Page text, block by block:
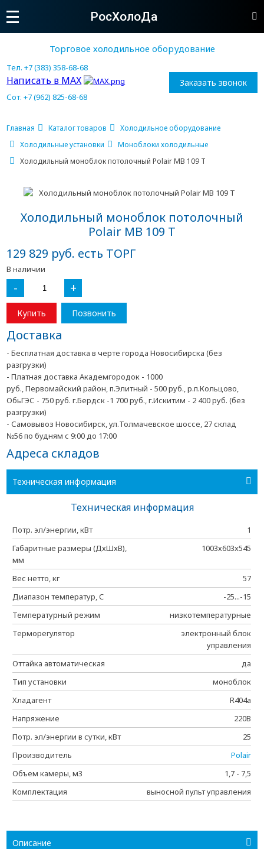
РосХолоДа
Торговое холодильное оборудование
Тел. +7 (383) 358-68-68
Написать в MAX
Сот. +7 (962) 825-68-68
Заказать звонок
Главная Каталог товаров
Холодильное оборудование
Холодильные установки
Моноблоки холодильные
Холодильный моноблок потолочный Polair MB 109 Т
Холодильный моноблок потолочный
Polair MB 109 Т
129 829 руб. есть ТОРГ
В наличии
- +
Купить Позвонить
Доставка
- Бесплатная доставка в черте города Новосибирска (без
разгрузки)
- Платная доставка Академгородок - 1000
руб., Первомайский район, п.Элитный - 500 руб., р.п.Кольцово,
ОбьГЭС - 750 руб. г.Бердск -1 700 руб., г.Искитим - 2 400 руб. (без
разгрузки)
- Самовывоз Новосибирск, ул.Толмачевское шоссе, 27 склад
№56 по будням с 9:00 до 17:00
Адреса складов
Техническая информация
Техническая информация
Потр. эл/энергии, кВт
1
Габаритные размеры (ДхШхВ),
мм
1003х603х545
Вес нетто, кг
57
Диапазон температур, C
-25...-15
Температурный режим
низкотемпературные
Терморегулятор
электронный блок
управления
Оттайка автоматическая
да
Тип установки
моноблок
Хладагент
R404a
Напряжение
220В
Потр. эл/энергии в сутки, кВт
25
Производитель
Polair
Объем камеры, м3
1,7 - 7,5
Комплектация
выносной пульт управления
Описание